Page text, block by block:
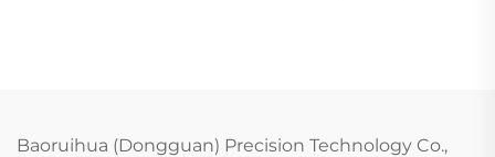
Baoruihua (Dongguan) Precision Technology Co.,